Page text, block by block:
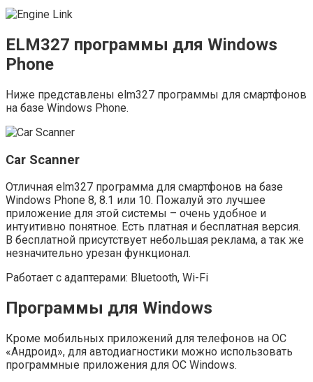
ELM327 программы для Windows
Phone
Ниже представлены elm327 программы для смартфонов
на базе Windows Phone.
Car Scanner
Отличная elm327 программа для смартфонов на базе
Windows Phone 8, 8.1 или 10. Пожалуй это лучшее
приложение для этой системы – очень удобное и
интуитивно понятное. Есть платная и бесплатная версия.
В бесплатной присутствует небольшая реклама, а так же
незначительно урезан функционал.
Работает с адаптерами: Bluetooth, Wi-Fi
Программы для Windows
Кроме мобильных приложений для телефонов на ОС
«Андроид», для автодиагностики можно использовать
программные приложения для ОС Windows.